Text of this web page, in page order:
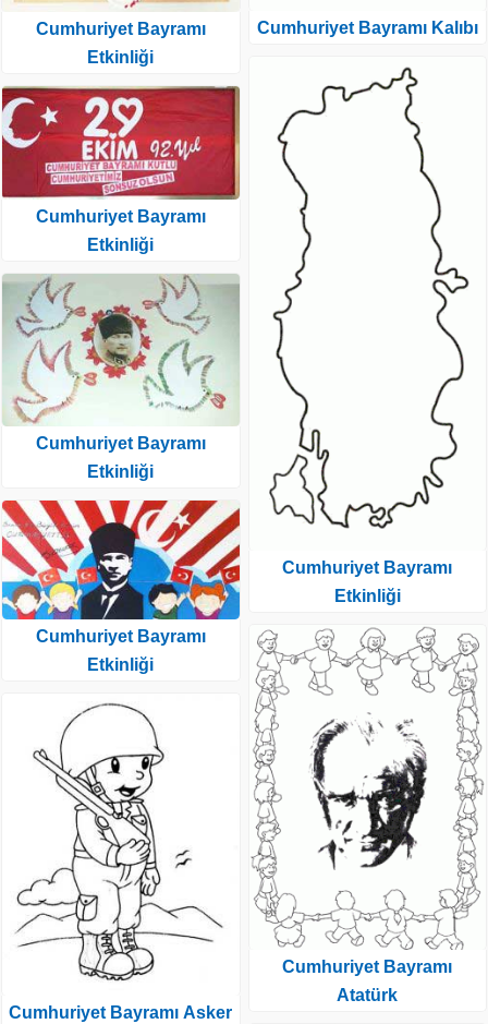
Cumhuriyet Bayramı
Etkinliği
Cumhuriyet Bayramı
Etkinliği
Cumhuriyet Bayramı
Etkinliği
Cumhuriyet Bayramı
Etkinliği
Cumhuriyet Bayramı Asker
Cumhuriyet Bayramı Kalıbı
Cumhuriyet Bayramı
Etkinliği
Cumhuriyet Bayramı
Atatürk